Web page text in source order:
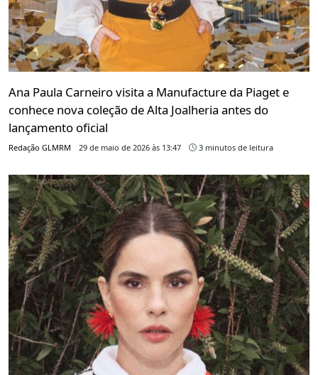
Ana Paula Carneiro visita a Manufacture da Piaget e
conhece nova coleção de Alta Joalheria antes do
lançamento oficial
Redação GLMRM 29 de maio de 2026 às 13:47 3 minutos de leitura